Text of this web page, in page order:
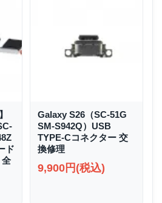
ド
全
Galaxy S26（SC-51G
SM-S942Q）USB
TYPE-Cコネクター 交
換修理
9,900円(税込)